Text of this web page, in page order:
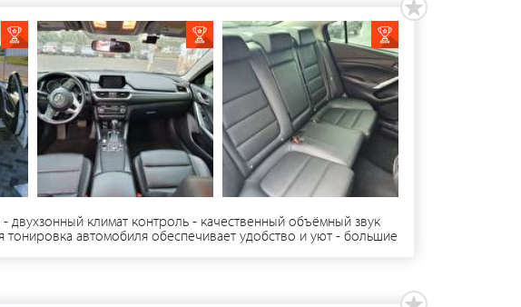
двухзонный климат контроль - качественный объёмный звук
автомобиля обеспечивает удобство и уют - большие